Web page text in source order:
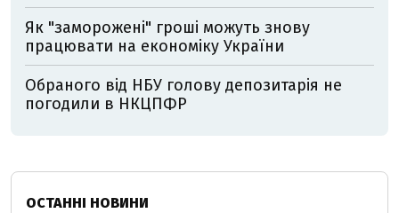
Як "заморожені" гроші можуть знову
працювати на економіку України
Обраного від НБУ голову депозитарія не
погодили в НКЦПФР
ОСТАННІ НОВИНИ